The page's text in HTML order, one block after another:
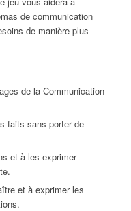
de communication
de manière plus
de la Communication
faits sans porter de
et à les exprimer
et à exprimer les